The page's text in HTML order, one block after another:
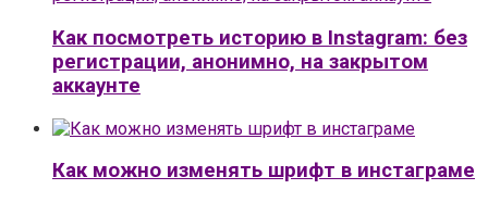
Как посмотреть историю в Instagram: без
регистрации, анонимно, на закрытом
аккаунте
Как можно изменять шрифт в инстаграме